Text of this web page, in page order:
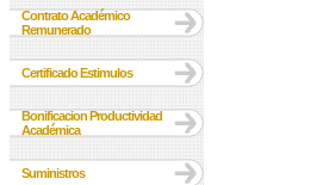
Contrato Académico
Remunerado
Certificado Estimulos
Bonificacion Productividad
Académica
Suministros